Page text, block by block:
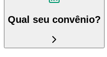
Qual seu convênio?